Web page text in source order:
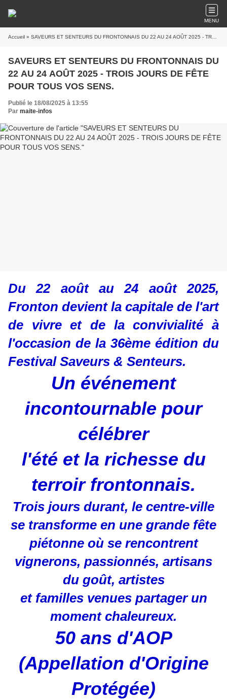
MENU
Accueil » SAVEURS ET SENTEURS DU FRONTONNAIS DU 22 AU 24 AOÛT 2025 - TROIS JOURS DE FÊTE POUR TOUS VOS SENS.
SAVEURS ET SENTEURS DU FRONTONNAIS DU
22 AU 24 AOÛT 2025 - TROIS JOURS DE FÊTE
POUR TOUS VOS SENS.
Publié le 18/08/2025 à 13:55
Par maite-infos
Du 22 août au 24 août 2025,
Fronton devient la capitale de l'art
de vivre et de la convivialité à
l'occasion de la 36ème édition du
Festival Saveurs & Senteurs.
Un événement
incontournable pour
célébrer
l'été et la richesse du
terroir frontonnais.
Trois jours durant, le centre-ville
se transforme en une grande fête
piétonne où se rencontrent
vignerons, passionnés, artisans
du goût, artistes
et familles venues partager un
moment chaleureux.
50 ans d'AOP
(Appellation d'Origine
Protégée)